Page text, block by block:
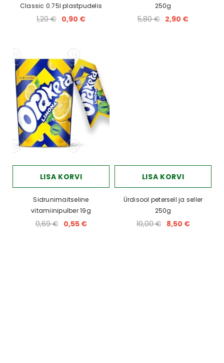
Classic 0.75l plastpudelis
1,20 € 0,90 €
250g
5,80 € 2,90 €
LISA KORVI
Sidrunimaitseline
vitamiinipulber 19g
0,69 € 0,55 €
LISA KORVI
Ürdisool petersell ja seller
250g
10,00 € 8,50 €